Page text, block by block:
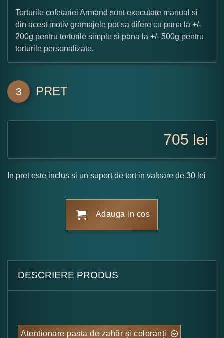
Torturile cofetariei Armand sunt executate manual si
din acest motiv gramajele pot sa difere cu pana la +/-
200g pentru torturile simple si pana la +/- 500g pentru
torturile personalizate.
3 PRET
705 lei
In pret este inclus si un suport de tort in valoare de 30 lei
Adauga in cos
DESCRIERE PRODUS
Atentionare pasta de zahăr și coloranți